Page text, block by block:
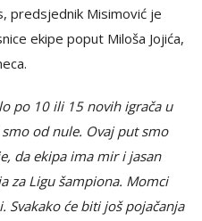
predsjednik Misimović je
ekipe poput Miloša Jojića,
po 10 ili 15 novih igrača u
od nule. Ovaj put smo
da ekipa ima mir i jasan
za Ligu šampiona. Momci
će biti još pojačanja